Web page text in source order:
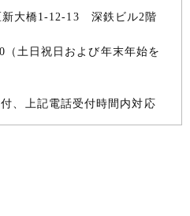
大橋1-12-13 深鉄ビル2階
土日祝日および年末年始を
、上記電話受付時間内対応